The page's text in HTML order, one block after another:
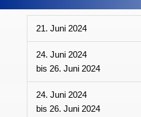
21. Juni 2024
24. Juni 2024
bis 26. Juni 2024
24. Juni 2024
bis 26. Juni 2024